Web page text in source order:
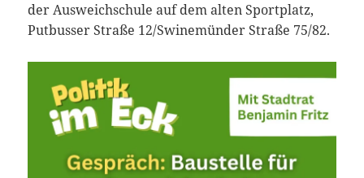
der Ausweichschule auf dem alten Sportplatz,
Putbusser Straße 12/Swinemünder Straße 75/82.